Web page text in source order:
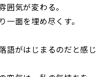
囲気が変わる。
面を埋め尽くす。
語がはじまるのだと感じ